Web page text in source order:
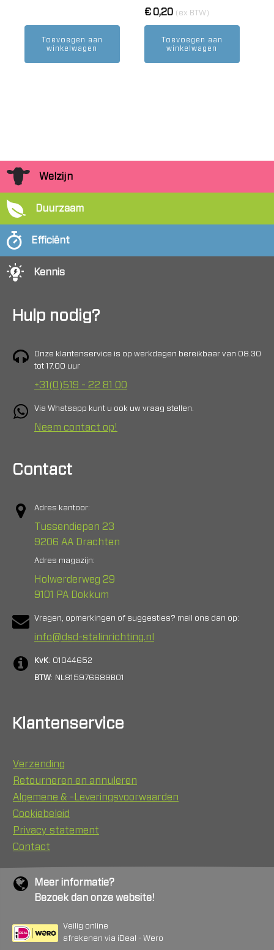
Toevoegen aan
winkelwagen
€0,20 (ex BTW)
Toevoegen aan
winkelwagen
Welzijn
Duurzaam
Efficiënt
Kennis
Hulp nodig?
Onze klantenservice is op werkdagen bereikbaar van 08.30
tot 17.00 uur
+31(0)519 - 22 81 00
Via Whatsapp kunt u ook uw vraag stellen.
Neem contact op!
Contact
Adres kantoor:
Tussendiepen 23
9206 AA Drachten
Adres magazijn:
Holwerderweg 29
9101 PA Dokkum
Vragen, opmerkingen of suggesties? mail ons dan op:
info@dsd-stalinrichting.nl
KvK: 01044652
BTW: NL815976689B01
Klantenservice
Verzending
Retourneren en annuleren
Algemene & -Leveringsvoorwaarden
Cookiebeleid
Privacy statement
Contact
Meer informatie?
Bezoek dan onze website!
Veilig online
afrekenen via iDeal - Wero